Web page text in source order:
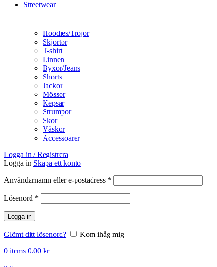
Streetwear
Hoodies/Tröjor
Skjortor
T-shirt
Linnen
Byxor/Jeans
Shorts
Jackor
Mössor
Kepsar
Strumpor
Skor
Väskor
Accessoarer
Logga in / Registrera
Logga in Skapa ett konto
Användarnamn eller e-postadress *
Lösenord *
Logga in
Glömt ditt lösenord?
Kom ihåg mig
0 items 0.00 kr